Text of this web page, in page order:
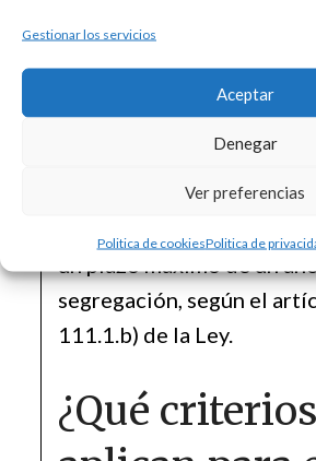
Gestionar los servicios
Aceptar
Denegar
Ver preferencias
Politica de cookiesPolitica de
autorización de
simultáneamente, pero
obtenerse antes de la
obras. Además, la solicitud
un plazo máximo de un
segregación, según el
111.1.b) de la Ley.
¿Qué